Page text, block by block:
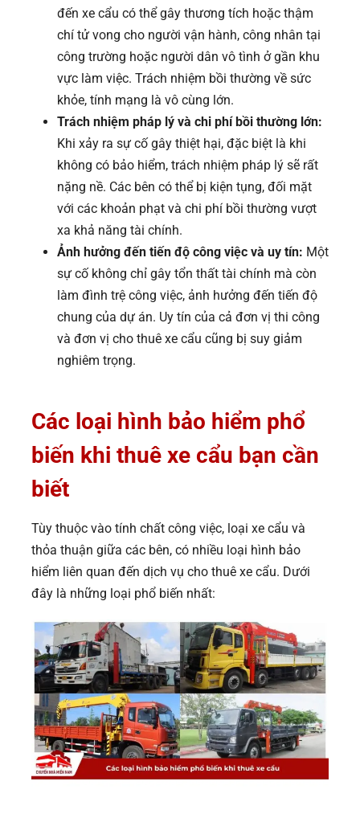
đến xe cẩu có thể gây thương tích hoặc thậm
chí tử vong cho người vận hành, công nhân tại
công trường hoặc người dân vô tình ở gần khu
vực làm việc. Trách nhiệm bồi thường về sức
khỏe, tính mạng là vô cùng lớn.
Trách nhiệm pháp lý và chi phí bồi thường lớn:
Khi xảy ra sự cố gây thiệt hại, đặc biệt là khi
không có bảo hiểm, trách nhiệm pháp lý sẽ rất
nặng nề. Các bên có thể bị kiện tụng, đối mặt
với các khoản phạt và chi phí bồi thường vượt
xa khả năng tài chính.
Ảnh hưởng đến tiến độ công việc và uy tín: Một
sự cố không chỉ gây tổn thất tài chính mà còn
làm đình trệ công việc, ảnh hưởng đến tiến độ
chung của dự án. Uy tín của cả đơn vị thi công
và đơn vị cho thuê xe cẩu cũng bị suy giảm
nghiêm trọng.
Các loại hình bảo hiểm phổ
biến khi thuê xe cẩu bạn cần
biết
Tùy thuộc vào tính chất công việc, loại xe cẩu và
thỏa thuận giữa các bên, có nhiều loại hình bảo
hiểm liên quan đến dịch vụ cho thuê xe cẩu. Dưới
đây là những loại phổ biến nhất: